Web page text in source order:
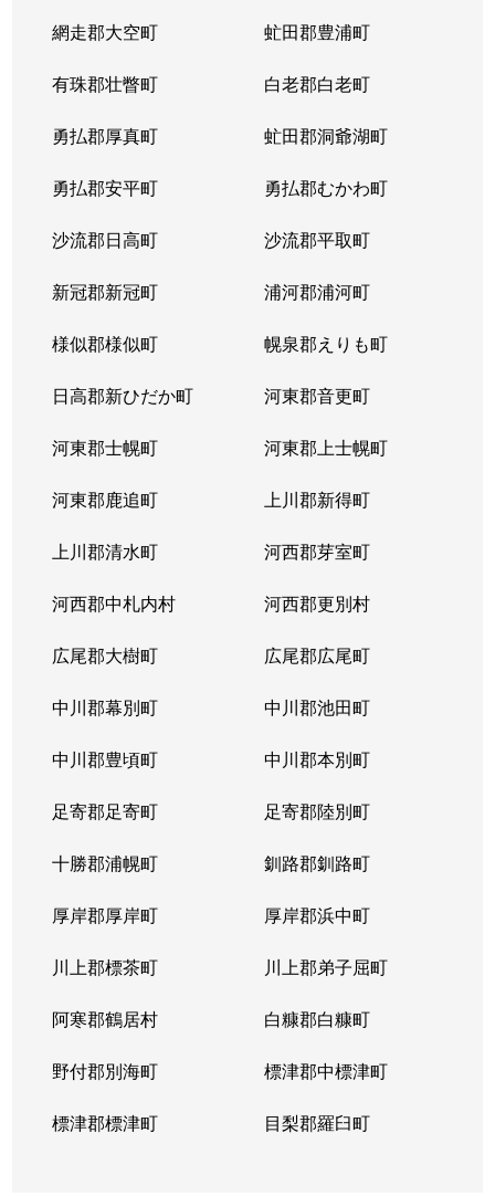
網走郡大空町 虻田郡豊浦町
有珠郡壮瞥町 白老郡白老町
勇払郡厚真町 虻田郡洞爺湖町
勇払郡安平町 勇払郡むかわ町
沙流郡日高町 沙流郡平取町
新冠郡新冠町 浦河郡浦河町
様似郡様似町 幌泉郡えりも町
日高郡新ひだか町 河東郡音更町
河東郡士幌町 河東郡上士幌町
河東郡鹿追町 上川郡新得町
上川郡清水町 河西郡芽室町
河西郡中札内村 河西郡更別村
広尾郡大樹町 広尾郡広尾町
中川郡幕別町 中川郡池田町
中川郡豊頃町 中川郡本別町
足寄郡足寄町 足寄郡陸別町
十勝郡浦幌町 釧路郡釧路町
厚岸郡厚岸町 厚岸郡浜中町
川上郡標茶町 川上郡弟子屈町
阿寒郡鶴居村 白糠郡白糠町
野付郡別海町 標津郡中標津町
標津郡標津町 目梨郡羅臼町